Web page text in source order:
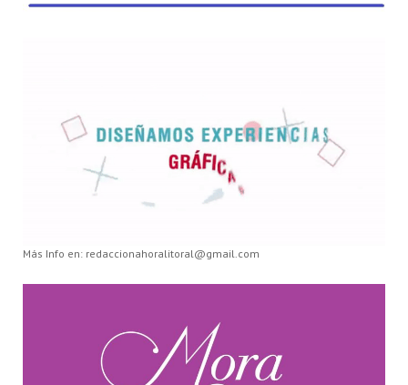
Más Info en: redaccionahoralitoral@gmail.com